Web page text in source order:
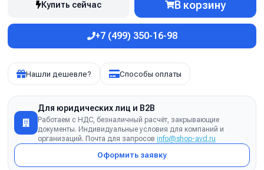
Купить сейчас В корзину
+7 (499) 350-16-98
Нашли дешевле? Способы оплаты
Для юридических лиц и B2B
Работаем с НДС, безналичный расчёт, закрывающие
документы. Индивидуальные условия для компаний и
организаций. Почта для запросов info@shop-avd.ru
Оформить заявку